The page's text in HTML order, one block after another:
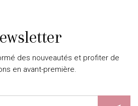
des nouveautés et profiter de
en avant-première.